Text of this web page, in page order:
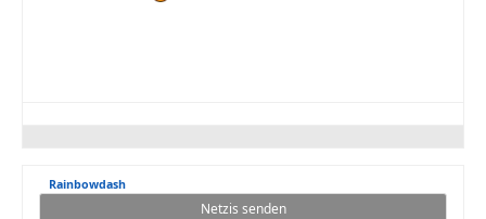
Rainbowdash
Netzis senden